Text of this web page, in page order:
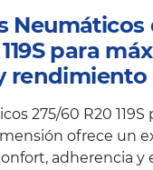
Neumáticos
para
rendimiento
275/60 R20 119S
ofrece un
adherencia y